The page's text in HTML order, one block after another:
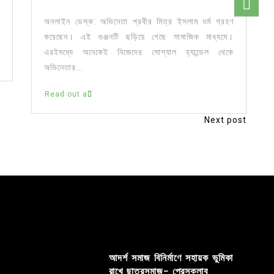
অনলাইন ডেস্ক: অভিনেতা প্রবীর মিত্র ইসলাম ধর্ম গ্রহণ
করেছেন। এই গুঞ্জনটি ছড়িয়ে গেছে সামাজিক মাধ্যমে।
এরইমধ্যে অনেকেই নিজেদের সোশ্যাল হ্যান্ডেল থেকে
অভিনেতার...
Read out all
Next post
আদর্শ সমাজ বিনির্মাণে সহায়ক ভুমিকা
রাখে ছাত্রসমাজ- প্রেসক্লাব